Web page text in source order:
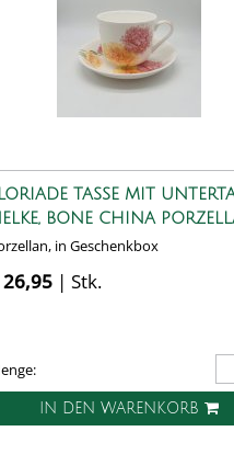
TASSE MIT
BONE CHINA
in Geschenkbox
26,95 | Stk.
IN DEN WARENKORB